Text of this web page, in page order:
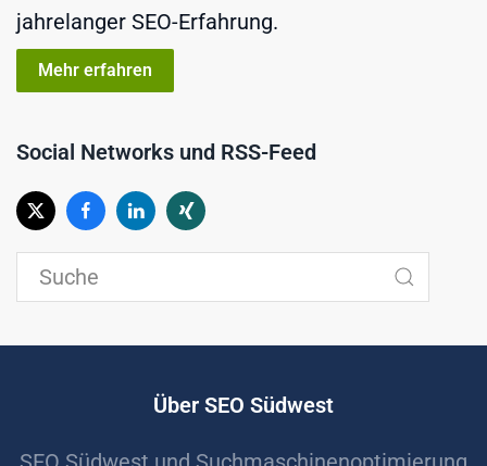
jahrelanger SEO-Erfahrung.
Mehr erfahren
Social Networks und RSS-Feed
Über SEO Südwest